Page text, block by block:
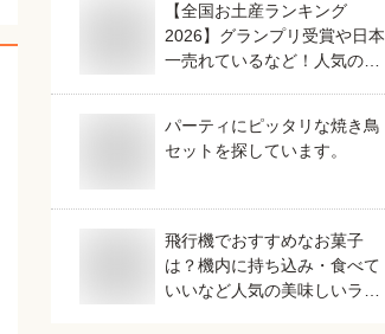
【全国お土産ランキング
2026】グランプリ受賞や日本
一売れているなど！人気のご
パーティにピッタリな焼き鳥
セットを探しています。
飛行機でおすすめなお菓子
は？機内に持ち込み・食べて
いいなど人気の美味しいラン